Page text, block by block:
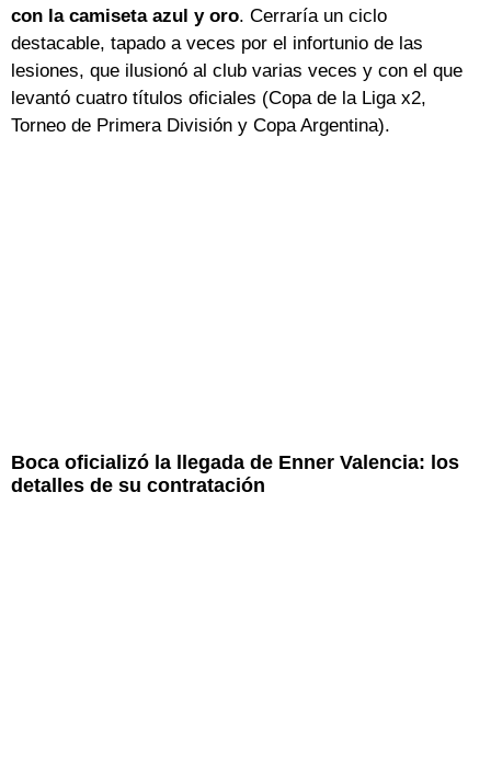
con la camiseta azul y oro. Cerraría un ciclo
destacable, tapado a veces por el infortunio de las
lesiones, que ilusionó al club varias veces y con el que
levantó cuatro títulos oficiales (Copa de la Liga x2,
Torneo de Primera División y Copa Argentina).
Boca oficializó la llegada de Enner Valencia: los
detalles de su contratación